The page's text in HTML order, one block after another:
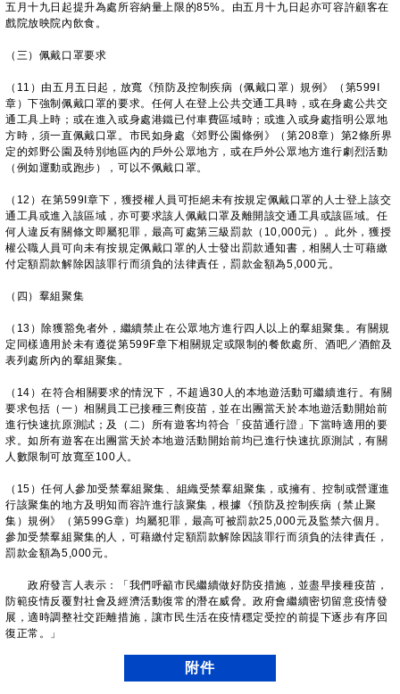
五月十九日起提升為處所容納量上限的85%。由五月十九日起亦可容許顧客在
戲院放映院內飲食。
（三）佩戴口罩要求
（11）由五月五日起，放寬《預防及控制疾病（佩戴口罩）規例》（第599I
章）下強制佩戴口罩的要求。任何人在登上公共交通工具時，或在身處公共交
通工具上時；或在進入或身處港鐵已付車費區域時；或進入或身處指明公眾地
方時，須一直佩戴口罩。市民如身處《郊野公園條例》（第208章）第2條所界
定的郊野公園及特別地區內的戶外公眾地方，或在戶外公眾地方進行劇烈活動
（例如運動或跑步），可以不佩戴口罩。
（12）在第599I章下，獲授權人員可拒絕未有按規定佩戴口罩的人士登上該交
通工具或進入該區域，亦可要求該人佩戴口罩及離開該交通工具或該區域。任
何人違反有關條文即屬犯罪，最高可處第三級罰款（10,000元）。此外，獲授
權公職人員可向未有按規定佩戴口罩的人士發出罰款通知書，相關人士可藉繳
付定額罰款解除因該罪行而須負的法律責任，罰款金額為5,000元。
（四）羣組聚集
（13）除獲豁免者外，繼續禁止在公眾地方進行四人以上的羣組聚集。有關規
定同樣適用於未有遵從第599F章下相關規定或限制的餐飲處所、酒吧／酒館及
表列處所內的羣組聚集。
（14）在符合相關要求的情況下，不超過30人的本地遊活動可繼續進行。有關
要求包括（一）相關員工已接種三劑疫苗，並在出團當天於本地遊活動開始前
進行快速抗原測試；及（二）所有遊客均符合「疫苗通行證」下當時適用的要
求。如所有遊客在出團當天於本地遊活動開始前均已進行快速抗原測試，有關
人數限制可放寬至100人。
（15）任何人參加受禁羣組聚集、組織受禁羣組聚集，或擁有、控制或營運進
行該聚集的地方及明知而容許進行該聚集，根據《預防及控制疾病（禁止聚
集）規例》（第599G章）均屬犯罪，最高可被罰款25,000元及監禁六個月。
參加受禁羣組聚集的人，可藉繳付定額罰款解除因該罪行而須負的法律責任，
罰款金額為5,000元。
政府發言人表示：「我們呼籲市民繼續做好防疫措施，並盡早接種疫苗，
防範疫情反覆對社會及經濟活動復常的潛在威脅。政府會繼續密切留意疫情發
展，適時調整社交距離措施，讓市民生活在疫情穩定受控的前提下逐步有序回
復正常。」
附件